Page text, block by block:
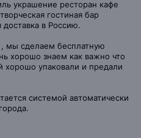
украшение ресторан кафе
гостиная бар
в Россию.
, мы сделаем бесплатную
хорошо знаем как важно что
хорошо упаковали и предали
системой автоматически